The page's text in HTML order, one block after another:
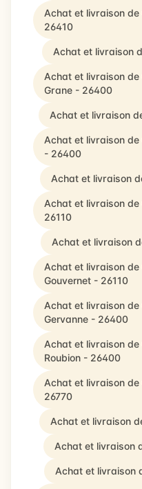
Achat et livraison de
26410
Achat et livraison
Achat et livraison de
Grane - 26400
Achat et livraison
Achat et livraison
- 26400
Achat et livraison
Achat et livraison de
26110
Achat et livraison
Achat et livraison
Gouvernet - 26110
Achat et livraison
Gervanne - 26400
Achat et livraison
Roubion - 26400
Achat et livraison
26770
Achat et livraison
Achat et livraison
Achat et livraison